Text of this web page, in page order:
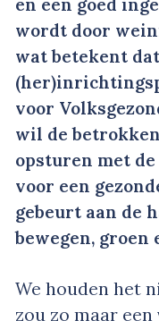
en een goed
wordt door
wat betekent
voor
wil de
opsturen met
voor een
gebeurt aan de
bewegen, groen
We houden het
zou zo maar